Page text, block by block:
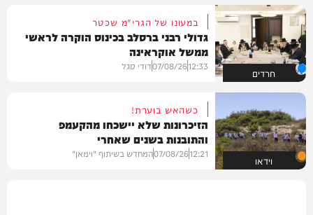
חרדים
במעונו של הגרי"מ שכטר
גדולי רבני ברסלב בכינוס הוקרה לראשי
ממשל אוקראינה
12:33
07/08/26דודי סגל
וידאו
כשהאש בוערת!
הזיכרונות שלא יישכחו מהקעמפ
והתובנות בשנים שאחרי
12:21
07/08/26המחדש בשיתוף "וימאן"